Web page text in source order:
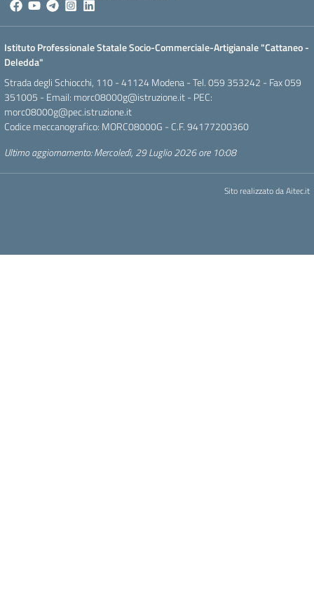
Istituto Professionale Statale Socio-Commerciale-Artigianale "Cattaneo -
Deledda"
Strada degli Schiocchi, 110 - 41124 Modena - Tel. 059 353242 - Fax 059
351005 - Email: morc08000g@istruzione.it- PEC:
morc08000g@pec.istruzione.it
Codice meccanografico: MORC08000G - C.F. 94177200360
Ultimo aggiornamento: Mercoledì, 29 Luglio 2026 ore 10:08
Sito realizzato daAitec.it